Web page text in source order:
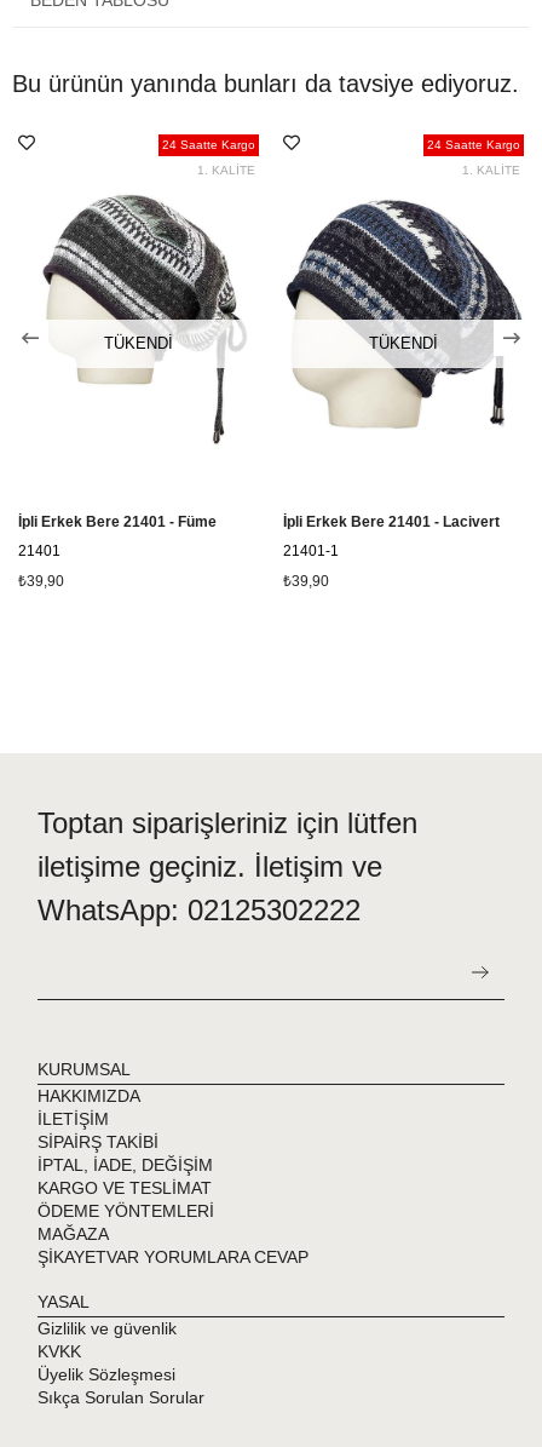
Bu ürünün yanında bunları da tavsiye ediyoruz.
TÜKENDI
İpli Erkek Bere 21401 - Füme
21401
₺39,90
24 Saatte Kargo
1. KALİTE
TÜKENDI
İpli Erkek Bere 21401 - Lacivert
21401-1
₺39,90
24 Saatte Kargo
1. KALİTE
Toptan siparişleriniz için lütfen
iletişime geçiniz. İletişim ve
WhatsApp: 02125302222
KURUMSAL
HAKKIMIZDA
İLETİŞİM
SİPAİRŞ TAKİBİ
İPTAL, İADE, DEĞİŞİM
KARGO VE TESLİMAT
ÖDEME YÖNTEMLERİ
MAĞAZA
ŞİKAYETVAR YORUMLARA CEVAP
YASAL
Gizlilik ve güvenlik
KVKK
Üyelik Sözleşmesi
Sıkça Sorulan Sorular